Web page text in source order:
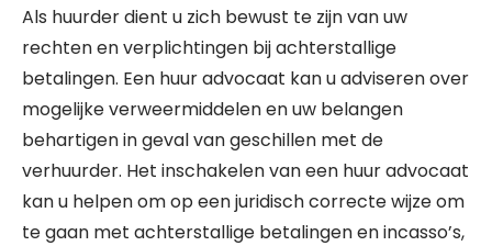
Als huurder dient u zich bewust te zijn van uw
rechten en verplichtingen bij achterstallige
betalingen. Een huur advocaat kan u adviseren over
mogelijke verweermiddelen en uw belangen
behartigen in geval van geschillen met de
verhuurder. Het inschakelen van een huur advocaat
kan u helpen om op een juridisch correcte wijze om
te gaan met achterstallige betalingen en incasso’s,